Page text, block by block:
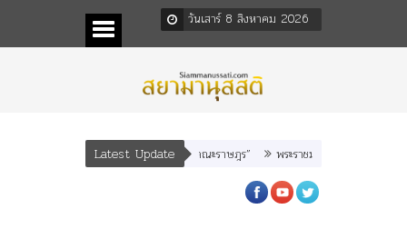
วันเสาร์ 8 สิงหาคม 2026
Latest Update
ทพีรัฐธรรมนูญ” เทพองค์ใหม่ใน “ศิลปะคณะราษฎร” พระราชมารดา ผู้ทรงปิดทองห